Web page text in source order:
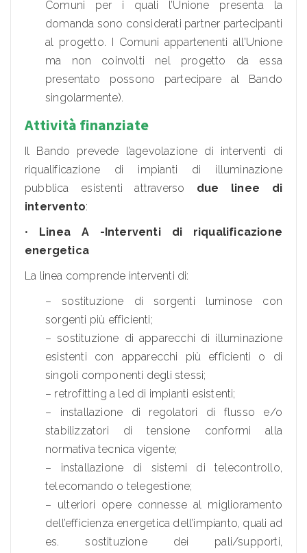
Comuni per i quali l’Unione presenta la
domanda sono considerati partner partecipanti
al progetto. I Comuni appartenenti all’Unione
ma non coinvolti nel progetto da essa
presentato possono partecipare al Bando
singolarmente).
Attività finanziate
Il Bando prevede l’agevolazione di interventi di
riqualificazione di impianti di illuminazione
pubblica esistenti attraverso due linee di
intervento:
• Linea A -Interventi di riqualificazione
energetica
La linea comprende interventi di:
– sostituzione di sorgenti luminose con
sorgenti più efficienti;
– sostituzione di apparecchi di illuminazione
esistenti con apparecchi più efficienti o di
singoli componenti degli stessi;
– retrofitting a led di impianti esistenti;
– installazione di regolatori di flusso e/o
stabilizzatori di tensione conformi alla
normativa tecnica vigente;
– installazione di sistemi di telecontrollo,
telecomando o telegestione;
– ulteriori opere connesse al miglioramento
dell’efficienza energetica dell’impianto, quali ad
es. sostituzione dei pali/supporti,